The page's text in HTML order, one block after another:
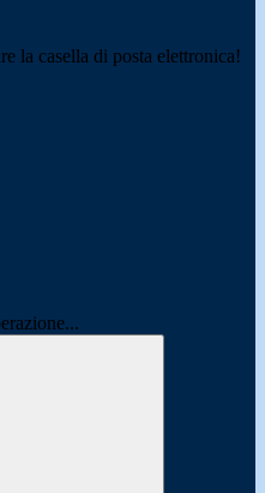
la casella di posta elettronica!